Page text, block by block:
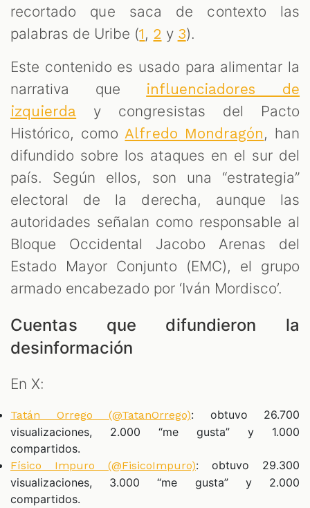
recortado que saca de contexto las
palabras de Uribe (1, 2 y 3).
Este contenido es usado para alimentar la
narrativa que influenciadores de
izquierda y congresistas del Pacto
Histórico, comoAlfredo Mondragón, han
difundido sobre los ataques en el sur del
país. Según ellos, son una “estrategia”
electoral de la derecha, aunque las
autoridades señalan como responsable al
Bloque Occidental Jacobo Arenas del
Estado Mayor Conjunto (EMC), el grupo
armado encabezado por ‘Iván Mordisco’.
Cuentas que difundieron la
desinformación
En X:
Tatán Orrego (@TatanOrrego): obtuvo 26.700
visualizaciones, 2.000 “me gusta” y 1.000
compartidos.
Físico Impuro (@FisicoImpuro): obtuvo 29.300
visualizaciones, 3.000 “me gusta” y 2.000
compartidos.